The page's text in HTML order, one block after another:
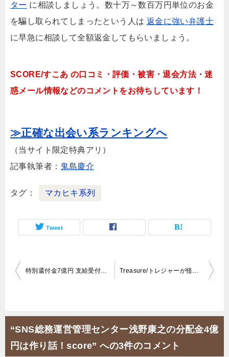
ター に相談しましょう。数十万～数百万円単位のお金
を騙し取られてしまったという人は 返金に強い弁護士
に早急に相談して全額返金してもらいましょう。
SCORE/すこあ の口コミ・評価・被害・退会方法・迷
惑メール情報などのコメントをお待ちしています！
≫正確な出会い系ランキングへ
（当サイト限定特典アリ）
記事執筆者： 鬼島慶介
タグ マカヒキ系列
Tweet
投
ビ
ゲ
ー
特別還付金7億円 支給受付（担当の柴原恵理）は100％詐欺！ Treasure/トレジャーが怪しい？評判通りのサクラ出会い系でした！
“SNS総務運営管理センター浅野康之の分配金4億
円は作り話！score” への3件のコメント